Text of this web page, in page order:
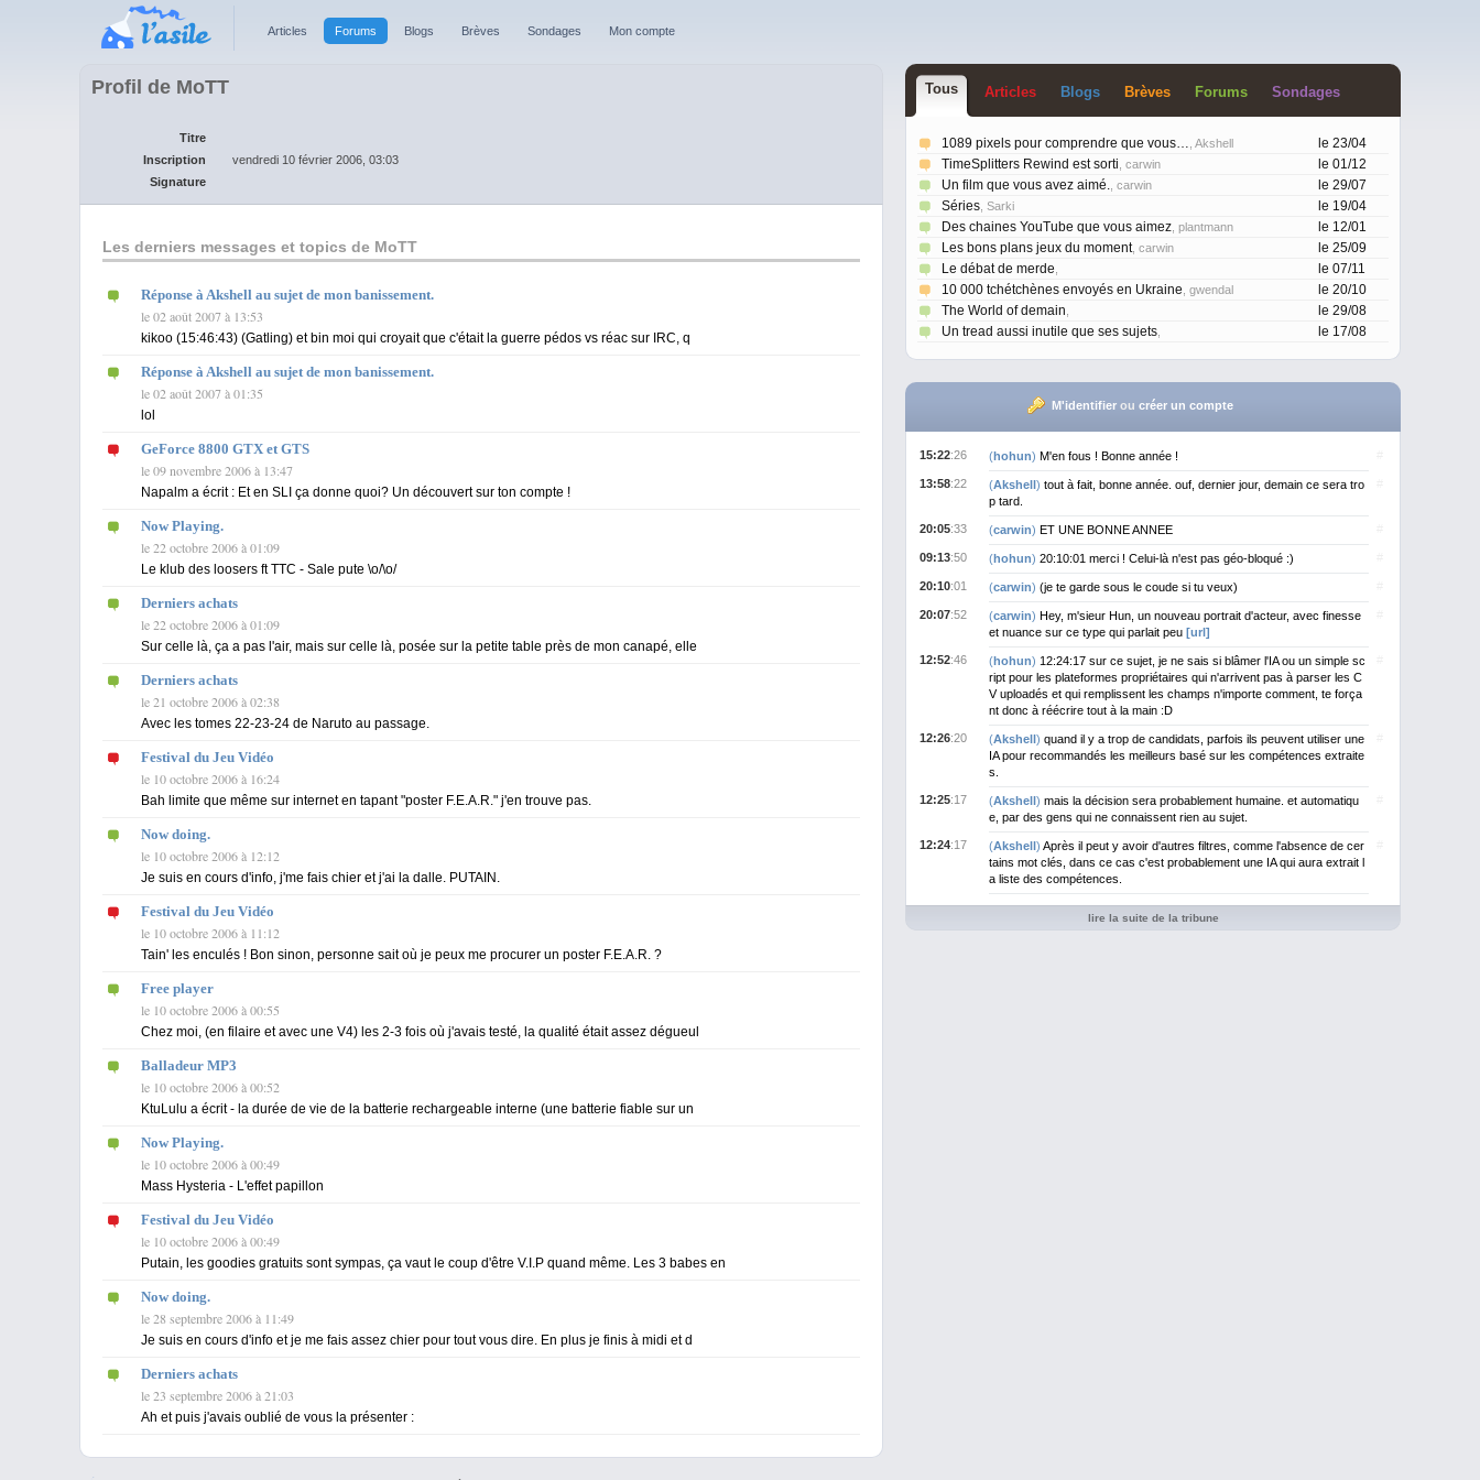
Articles Forums Blogs Brèves Sondages Mon compte
Profil de MoTT
Titre
Inscription
vendredi 10 février 2006, 03:03
Signature
Les derniers messages et topics de MoTT
Réponse à Akshell au sujet de mon banissement.
le 02 août 2007 à 13:53
kikoo (15:46:43) (Gatling) et bin moi qui croyait que c'était la guerre pédos vs réac sur IRC, q
Réponse à Akshell au sujet de mon banissement.
le 02 août 2007 à 01:35
lol
GeForce 8800 GTX et GTS
le 09 novembre 2006 à 13:47
Napalm a écrit : Et en SLI ça donne quoi? Un découvert sur ton compte !
Now Playing.
le 22 octobre 2006 à 01:09
Le klub des loosers ft TTC - Sale pute \o/\o/
Derniers achats
le 22 octobre 2006 à 01:09
Sur celle là, ça a pas l'air, mais sur celle là, posée sur la petite table près de mon canapé, elle
Derniers achats
le 21 octobre 2006 à 02:38
Avec les tomes 22-23-24 de Naruto au passage.
Festival du Jeu Vidéo
le 10 octobre 2006 à 16:24
Bah limite que même sur internet en tapant "poster F.E.A.R." j'en trouve pas.
Now doing.
le 10 octobre 2006 à 12:12
Je suis en cours d'info, j'me fais chier et j'ai la dalle. PUTAIN.
Festival du Jeu Vidéo
le 10 octobre 2006 à 11:12
Tain' les enculés ! Bon sinon, personne sait où je peux me procurer un poster F.E.A.R. ?
Free player
le 10 octobre 2006 à 00:55
Chez moi, (en filaire et avec une V4) les 2-3 fois où j'avais testé, la qualité était assez dégueul
Balladeur MP3
le 10 octobre 2006 à 00:52
KtuLulu a écrit - la durée de vie de la batterie rechargeable interne (une batterie fiable sur un
Now Playing.
le 10 octobre 2006 à 00:49
Mass Hysteria - L'effet papillon
Festival du Jeu Vidéo
le 10 octobre 2006 à 00:49
Putain, les goodies gratuits sont sympas, ça vaut le coup d'être V.I.P quand même. Les 3 babes en
Now doing.
le 28 septembre 2006 à 11:49
Je suis en cours d'info et je me fais assez chier pour tout vous dire. En plus je finis à midi et d
Derniers achats
le 23 septembre 2006 à 21:03
Ah et puis j'avais oublié de vous la présenter :
Tous Articles Blogs Brèves Forums Sondages
le 23/04
1089 pixels pour comprendre que vous… , Akshell
le 01/12
TimeSplitters Rewind est sorti , carwin
le 29/07
Un film que vous avez aimé. , carwin
le 19/04
Séries , Sarki
le 12/01
Des chaines YouTube que vous aimez , plantmann
le 25/09
Les bons plans jeux du moment, carwin
le 07/11
Le débat de merde
le 20/10
10 000 tchétchènes envoyés en Ukraine , gwendal
le 29/08
The World of demain
le 17/08
Un tread aussi inutile que ses sujets
M'identifierou créer un compte
15:22:26 (hohun) M'en fous ! Bonne année !
13:58:22 (Akshell) tout à fait, bonne année. ouf, dernier jour, demain ce sera tro
p tard.
20:05:33 (carwin) ET UNE BONNE ANNEE
09:13:50 (hohun) 20:10:01 merci ! Celui-là n'est pas géo-bloqué :)
20:10:01 (carwin) (je te garde sous le coude si tu veux)
20:07:52 (carwin) Hey, m'sieur Hun, un nouveau portrait d'acteur, avec finesse
et nuance sur ce type qui parlait peu [url]
12:52:46 (hohun) 12:24:17 sur ce sujet, je ne sais si blâmer l'IA ou un simple sc
ript pour les plateformes propriétaires qui n'arrivent pas à parser les C
V uploadés et qui remplissent les champs n'importe comment, te força
nt donc à réécrire tout à la main :D
12:26:20 (Akshell) quand il y a trop de candidats, parfois ils peuvent utiliser une
IA pour recommandés les meilleurs basé sur les compétences extraite
s.
12:25:17 (Akshell) mais la décision sera probablement humaine. et automatiqu
e, par des gens qui ne connaissent rien au sujet.
12:24:17 (Akshell) Après il peut y avoir d'autres filtres, comme l'absence de cer
tains mot clés, dans ce cas c'est probablement une IA qui aura extrait l
a liste des compétences.
lire la suite de la tribune